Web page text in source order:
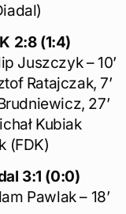
2:8 (1:4)
Juszczyk – 10’
Ratajczak, 7’
27’
Kubiak
(FDK)
3:1 (0:0)
Pawlak – 18’